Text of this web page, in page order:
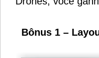
Bônus 1 –